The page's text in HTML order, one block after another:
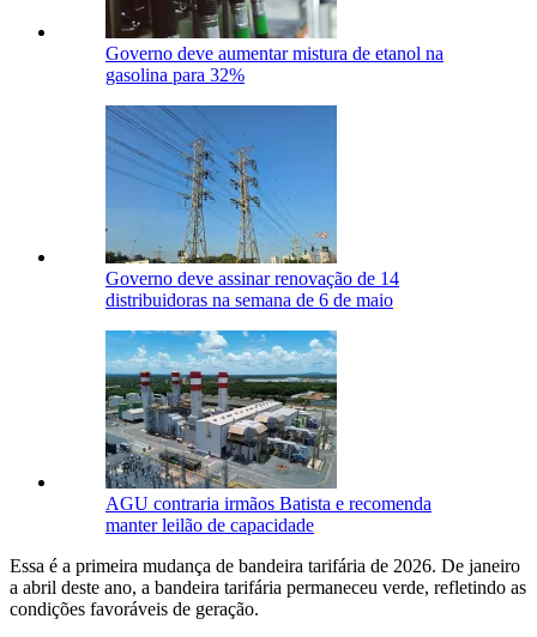
Governo deve aumentar mistura de etanol na
gasolina para 32%
Governo deve assinar renovação de 14
distribuidoras na semana de 6 de maio
AGU contraria irmãos Batista e recomenda
manter leilão de capacidade
Essa é a primeira mudança de bandeira tarifária de 2026. De janeiro
a abril deste ano, a bandeira tarifária permaneceu verde, refletindo as
condições favoráveis de geração.